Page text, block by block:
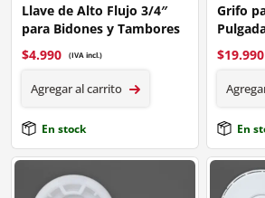
Llave de Alto Flujo 3/4″
para Bidones y Tambores
$4.990 (IVA incl.)
Agregar al carrito
En stock
Grifo
$19.990
En